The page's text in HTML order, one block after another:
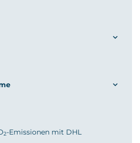
2-Emissionen mit DHL